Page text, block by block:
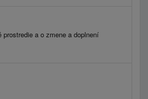
a o zmene a doplnení